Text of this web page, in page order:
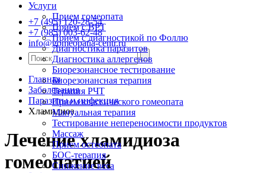
Услуги
Прием гомеопата
Прием с ВРТ
Прием с диагностикой по Фоллю
Диагностика паразитов
Диагностика аллергенов
Биорезонансное тестирование
Биорезонансная терапия
Терапия РЧТ
Прием классического гомеопата
Мануальная терапия
Тестирование непереносимости продуктов
Массаж
Прием остеопата
БОС-терапия
Снижение веса
+7 (495) 120-28-54
+7 (985) 003-62-48
info@gomeopatia-centr.ru
Главная
Заболевания
Паразиты и инфекция
Хламидиоз
Лечение хламидиоза
гомеопатией